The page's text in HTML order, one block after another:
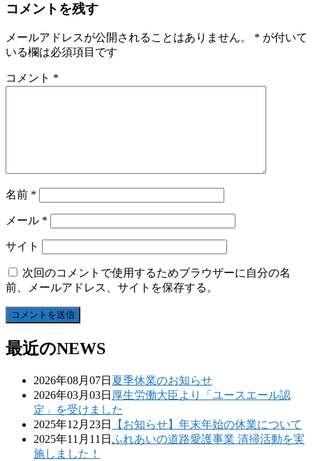
コメントを残す
メールアドレスが公開されることはありません。 * が付いて
いる欄は必須項目です
コメント *
名前 *
メール *
サイト
次回のコメントで使用するためブラウザーに自分の名
前、メールアドレス、サイトを保存する。
最近のNEWS
2026年08月07日 夏季休業のお知らせ
2026年03月03日 厚生労働大臣より「ユースエール認
定」を受けました
2025年12月23日
【お知らせ】年末年始の休業について
2025年11月11日 ふれあいの道路愛護事業 清掃活動を実
施しました！